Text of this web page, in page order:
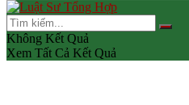
Không Kết Quả
Xem Tất Cả Kết Quả